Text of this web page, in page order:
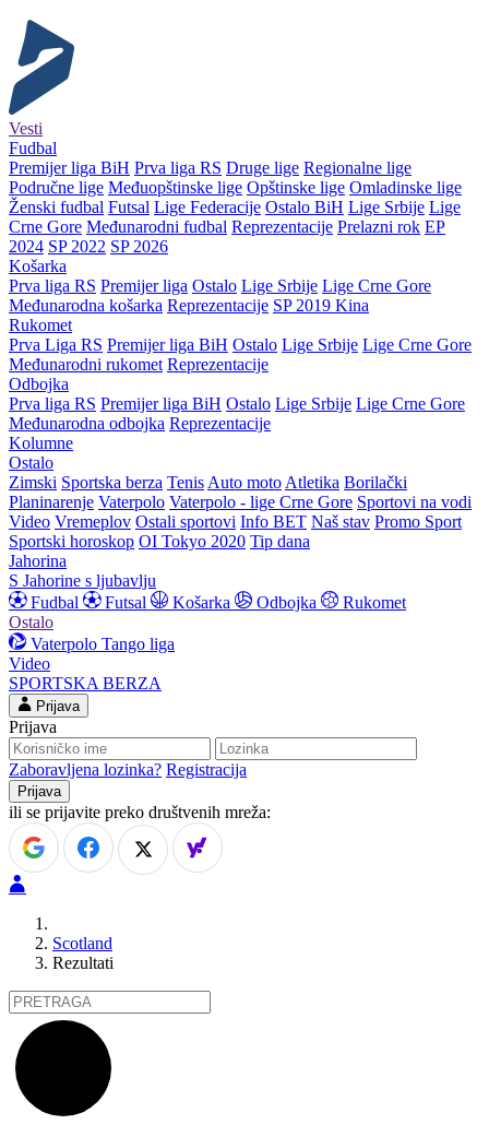
Vesti
Fudbal
Premijer liga BiH Prva liga RS Druge lige Regionalne lige
Područne lige Međuopštinske lige Opštinske lige Omladinske lige
Ženski fudbal Futsal Lige Federacije Ostalo BiH Lige Srbije Lige
Crne Gore Međunarodni fudbal Reprezentacije Prelazni rok EP
2024 SP 2022 SP 2026
Košarka
Prva liga RS Premijer liga Ostalo Lige Srbije Lige Crne Gore
Međunarodna košarka Reprezentacije SP 2019 Kina
Rukomet
Prva Liga RS Premijer liga BiH Ostalo Lige Srbije Lige Crne Gore
Međunarodni rukomet Reprezentacije
Odbojka
Prva liga RS Premijer liga BiH Ostalo Lige Srbije Lige Crne Gore
Međunarodna odbojka Reprezentacije
Kolumne
Ostalo
Zimski Sportska berza Tenis Auto moto Atletika Borilački
Planinarenje Vaterpolo Vaterpolo - lige Crne Gore Sportovi na vodi
Video Vremeplov Ostali sportovi Info BET Naš stav Promo Sport
Sportski horoskop OI Tokyo 2020 Tip dana
Jahorina
S Jahorine s ljubavlju
Fudbal
Futsal Košarka Odbojka
Rukomet
Ostalo
Vaterpolo Tango liga
Video
SPORTSKA BERZA
Prijava
Prijava
Zaboravljena lozinka? Registracija
ili se prijavite preko društvenih mreža:
Scotland
Rezultati